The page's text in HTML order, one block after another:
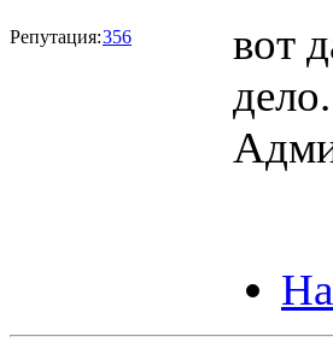
Репутация:356
вот